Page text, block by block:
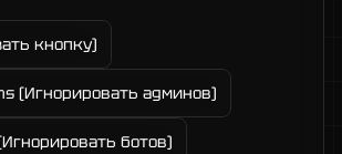
кнопку)
(Игнорировать админов)
ботов)